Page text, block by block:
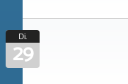
Di.
29